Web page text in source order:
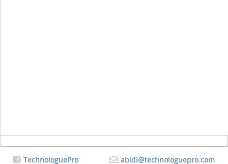
abidi@technologuepro.com
TechnologuePro